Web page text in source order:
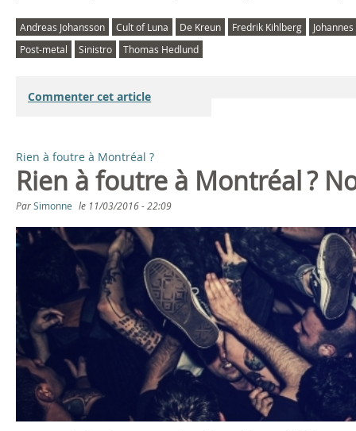
Andreas Johansson Cult of Luna De Kreun Fredrik Kihlberg
Post-metal
Sinistro Thomas Hedlund
Commenter cet article
Rien à foutre à Montréal ?
Rien à foutre à Montréal ?
ParSimonne le 11/03/2016 - 22:09